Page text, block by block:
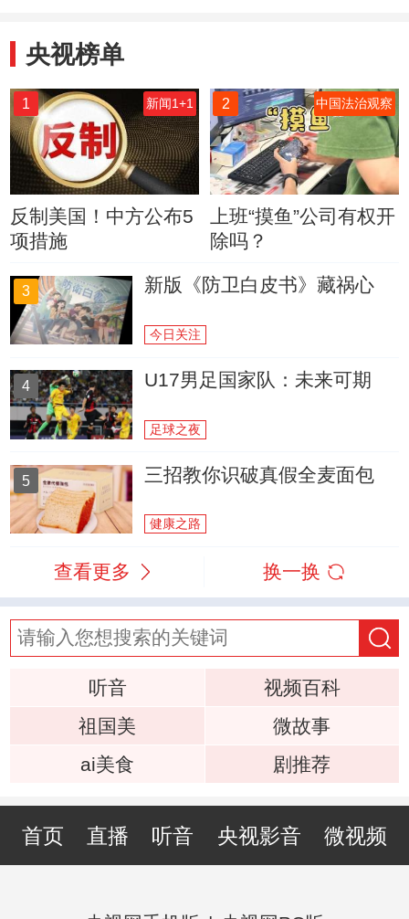
央视榜单
1 新闻1+1
反制美国！中方公布5
项措施
2 中国法治观察
上班“摸鱼”公司有权开
除吗？
3 新版《防卫白皮书》藏祸心
今日关注
4 U17男足国家队：未来可期
足球之夜
5 三招教你识破真假全麦面包
健康之路
查看更多 换一换
听音
视频百科
祖国美
微故事
ai美食
剧推荐
首页 直播 听音 央视影音 微视频